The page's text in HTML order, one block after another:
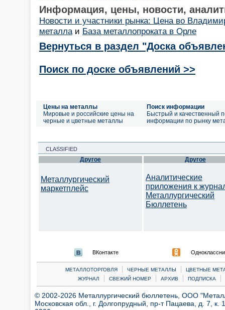
Информация, цены, новости,
Новости и участники рынка: Цена во
металла и База металлопроката в Орле
Вернуться в раздел "Доска
Поиск по доске объявлений >>
Цены на металлы
Мировые и российские цены на
черные и цветные металлы
Поиск информации
Быстрый и качественный
информации по рынку
CLASSIFIED
Другое
Металлургический
маркетплейс
Другое
Аналитические
приложения к
Металлургический
Бюллетень
ВКонтакте
МЕТАЛЛОТОРГОВЛЯ | ЧЕРНЫЕ МЕТАЛЛЫ |
ЦВЕТНЫЕ
ЖУРНАЛ
| СВЕЖИЙ НОМЕР | АРХИВ | ПОДПИСКА |
© 2002-2026 Металлургический бюллетень, ООО
Московская обл., г. Долгопрудный, пр-т Пацаева, д. 7,